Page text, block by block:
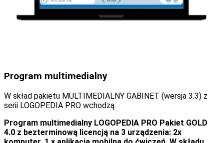
Program multimedialny
W skład pakietu MULTIMEDIALNY GABINET (wersja 3.3) z
serii LOGOPEDIA PRO wchodzą:
Program multimedialny LOGOPEDIA PRO Pakiet GOLD
4.0 z bezterminową licencją na 3 urządzenia: 2x